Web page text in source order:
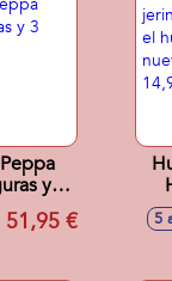
y 3
51,95 € 5